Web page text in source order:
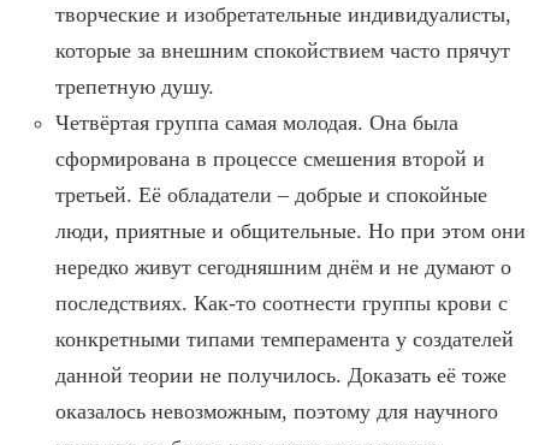
творческие и изобретательные индивидуалисты,
которые за внешним спокойствием часто прячут
трепетную душу.
Четвёртая группа самая молодая. Она была
сформирована в процессе смешения второй и
третьей. Её обладатели – добрые и спокойные
люди, приятные и общительные. Но при этом они
нередко живут сегодняшним днём и не думают о
последствиях. Как-то соотнести группы крови с
конкретными типами темперамента у создателей
данной теории не получилось. Доказать её тоже
оказалось невозможным, поэтому для научного